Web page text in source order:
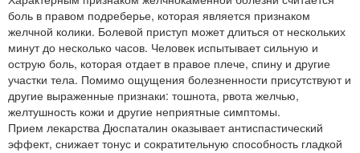
боль в правом подреберье, которая является признаком
желчной колики. Болевой приступ может длиться от нескольких
минут до несколько часов. Человек испытывает сильную и
острую боль, которая отдает в правое плече, спину и другие
участки тела. Помимо ощущения болезненности присутствуют и
другие выраженные признаки: тошнота, рвота желчью,
желтушность кожи и другие неприятные симптомы.
Прием лекарства Дюспаталин оказывает антиспастический
эффект, снижает тонус и сократительную способность гладкой